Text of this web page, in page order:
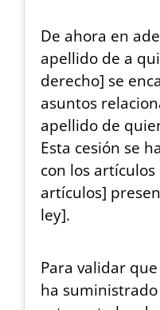
De ahora en
apellido de a
derecho] se
asuntos
apellido de
Esta cesión se
con los
artículos]
ley].
Para validar
ha